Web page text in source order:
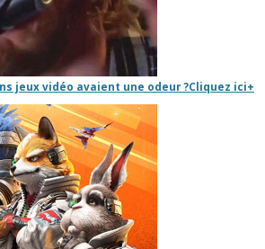
jeux vidéo avaient une odeur ?Cliquez ici+